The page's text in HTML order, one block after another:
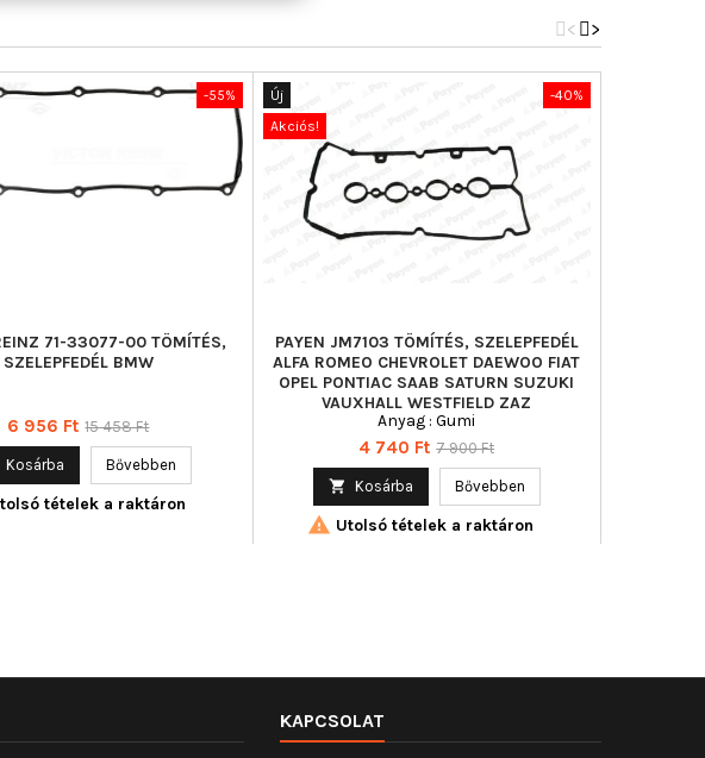
>
<
-55%
71-33077-00 TÖMÍTÉS,
SZELEPFEDÉL BMW
Ár
6 956 Ft Normál
15 458 Ft
Kosárba Bővebben
tételek a raktáron
-40%
Új
Akciós!
PAYEN JM7103 TÖMÍTÉS, SZELEPFEDÉL
ALFA ROMEO CHEVROLET DAEWOO FIAT
OPEL PONTIAC SAAB SATURN SUZUKI
VAUXHALL WESTFIELD ZAZ
Anyag : Gumi
Ár
4 740 Ft Normál
7 900 Ft
 Kosárba Bővebben
 Utolsó tételek a raktáron
KAPCSOLAT